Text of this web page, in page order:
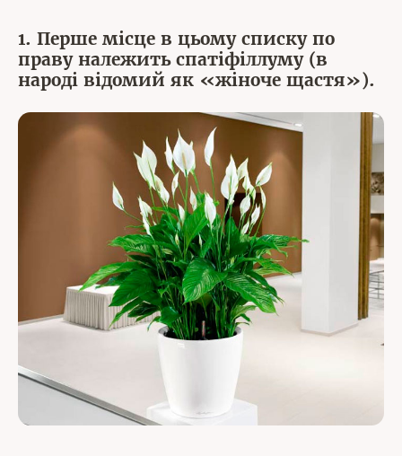
1. Перше місце в цьому списку по
праву належить спатіфіллуму (в
народі відомий як «жіноче щастя»).